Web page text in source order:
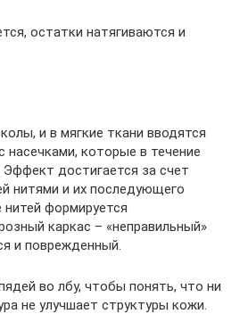
остатки натягиваются и
и в мягкие ткани вводятся
насечками, которые в течение
достигается за счет
нитями и их последующего
нитей формируется
каркас – «неправильный»
и поврежденный.
во лбу, чтобы понять, что ни
не улучшает структуры кожи.